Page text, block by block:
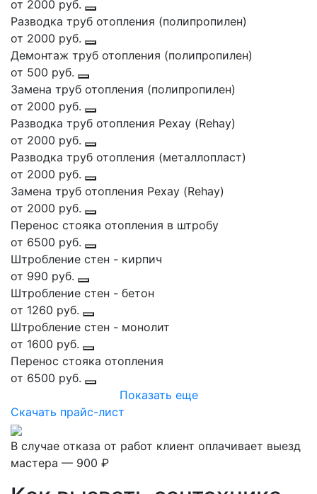
от 2000 руб.
Разводка труб отопления (полипропилен)
от 2000 руб.
Демонтаж труб отопления (полипропилен)
от 500 руб.
Замена труб отопления (полипропилен)
от 2000 руб.
Разводка труб отопления Рехау (Rehay)
от 2000 руб.
Разводка труб отопления (металлопласт)
от 2000 руб.
Замена труб отопления Рехау (Rehay)
от 2000 руб.
Перенос стояка отопления в штробу
от 6500 руб.
Штробление стен - кирпич
от 990 руб.
Штробление стен - бетон
от 1260 руб.
Штробление стен - монолит
от 1600 руб.
Перенос стояка отопления
от 6500 руб.
Показать еще
Скачать прайс-лист
В случае отказа от работ клиент оплачивает выезд
мастера — 900 ₽